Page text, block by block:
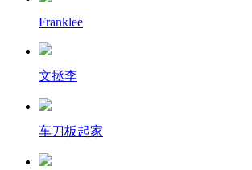
Franklee
文拯李
车刀板起家